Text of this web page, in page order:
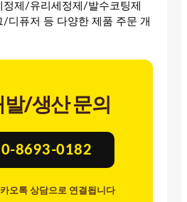
제/유리세정제/발수코팅제
디퓨저 등 다양한 제품 주문 개
발/생산 문의
8693-0182
오톡 상담으로 연결됩니다